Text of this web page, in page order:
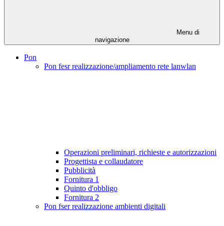
Menu di
navigazione
Pon
Pon fesr realizzazione/ampliamento rete lanwlan
Operazioni preliminari, richieste e autorizzazioni
Progettista e collaudatore
Pubblicità
Fornitura 1
Quinto d'obbligo
Fornitura 2
Pon fser realizzazione ambienti digitali